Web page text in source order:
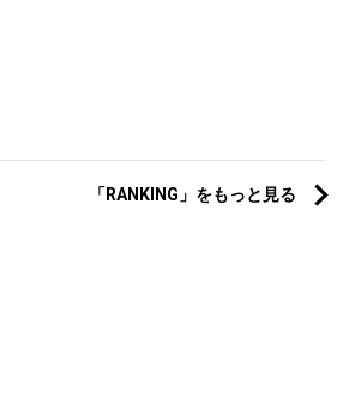
「RANKING」をもっと見る